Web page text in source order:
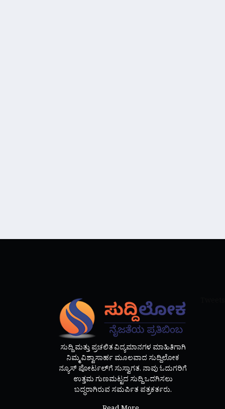
ಸುದ್ದಿ ಮತ್ತು ಪ್ರಚಲಿತ ವಿದ್ಯಮಾನಗಳ ಮಾಹಿತಿಗಾಗಿ
ನಿಮ್ಮ ವಿಶ್ವಾಸಾರ್ಹ ಮೂಲವಾದ ಸುದ್ದಿಲೋಕ
ನ್ಯೂಸ್ ಪೋರ್ಟಲ್‌ಗೆ ಸುಸ್ವಾಗತ. ನಾವು ಓದುಗರಿಗೆ
ಉತ್ತಮ ಗುಣಮಟ್ಟದ ಸುದ್ದಿ ಒದಗಿಸಲು
ಬದ್ಧರಾಗಿರುವ ಸಮರ್ಪಿತ ಪತ್ರಕರ್ತರು.